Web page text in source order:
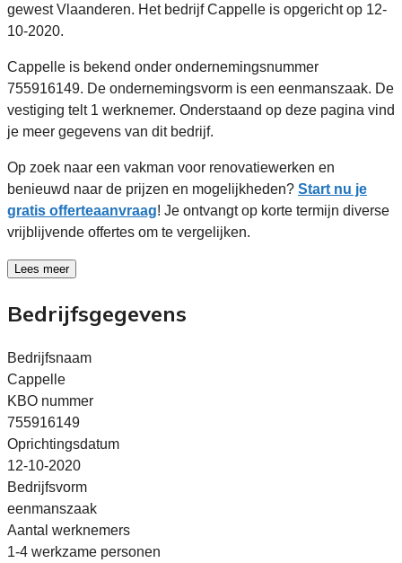
gewest Vlaanderen. Het bedrijf Cappelle is opgericht op 12-
10-2020.
Cappelle is bekend onder ondernemingsnummer
755916149. De ondernemingsvorm is een eenmanszaak. De
vestiging telt 1 werknemer. Onderstaand op deze pagina vind
je meer gegevens van dit bedrijf.
Op zoek naar een vakman voor renovatiewerken en
benieuwd naar de prijzen en mogelijkheden? Start nu je
gratis offerteaanvraag! Je ontvangt op korte termijn diverse
vrijblijvende offertes om te vergelijken.
Lees meer
Bedrijfsgegevens
Bedrijfsnaam
Cappelle
KBO nummer
755916149
Oprichtingsdatum
12-10-2020
Bedrijfsvorm
eenmanszaak
Aantal werknemers
1-4 werkzame personen